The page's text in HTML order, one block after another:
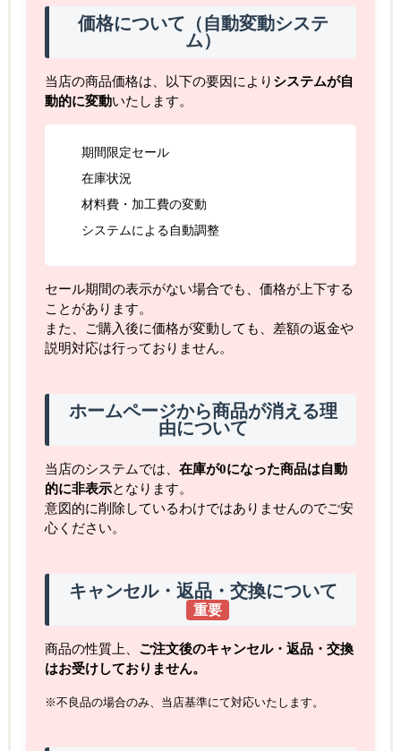
価格について（自動変動システ
ム）
当店の商品価格は、以下の要因により システムが自
動的に変動いたします。
期間限定セール
在庫状況
材料費・加工費の変動
システムによる自動調整
セール期間の表示がない場合でも、価格が上下する
ことがあります。
また、ご購入後に価格が変動しても、差額の返金や
説明対応は行っておりません。
ホームページから商品が消える理
由について
当店のシステムでは、 在庫が0になった商品は自動
的に非表示となります。
意図的に削除しているわけではありませんのでご安
心ください。
キャンセル・返品・交換について
重要
商品の性質上、 ご注文後のキャンセル・返品・交換
はお受けしておりません。
※不良品の場合のみ、当店基準にて対応いたします。